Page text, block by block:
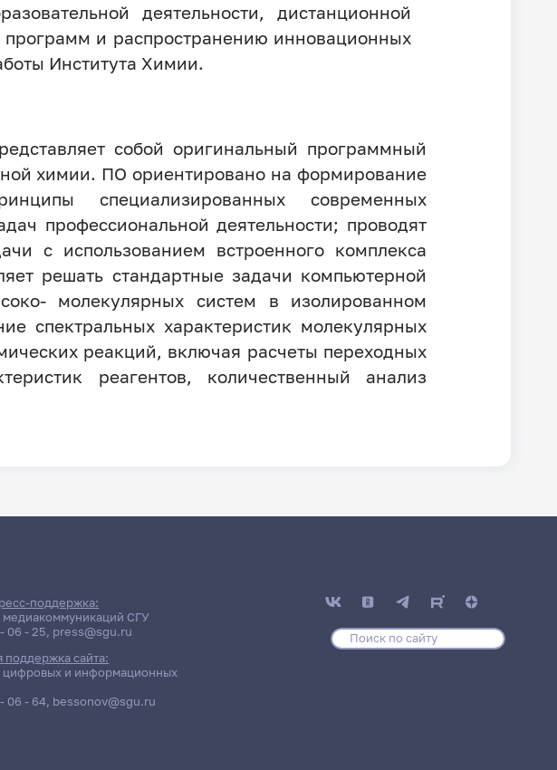
деятельности, дистанционной
и распространению инновационных
Института Химии.
собой оригинальный программный
химии. ПО ориентировано на формирование
специализированных современных
профессиональной деятельности; проводят
с использованием встроенного комплекса
решать стандартные задачи компьютерной
молекулярных систем в изолированном
спектральных характеристик молекулярных
реакций, включая расчеты переходных
реагентов, количественный анализ
поддержка:
СГУ
06 - 25, press@sgu.ru
поддержка сайта:
цифровых и информационных
06 - 64, bessonov@sgu.ru